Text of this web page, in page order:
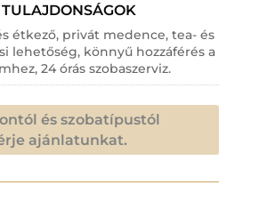
étkező, privát medence, tea- és
lehetőség, könnyű hozzáférés a
24 órás szobaszerviz.
és szobatípustól
ajánlatunkat.